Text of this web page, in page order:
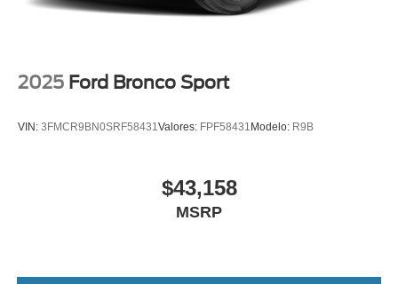
2025 Ford Bronco Sport
VIN: 3FMCR9BN0SRF58431 Valores: FPF58431 Modelo: R9B
$43,158
MSRP